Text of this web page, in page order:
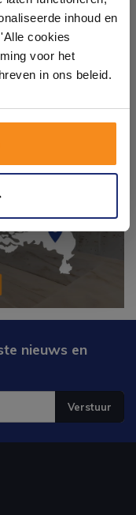
inhoud en
cookies
voor het
in ons beleid.
nieuws en
Verstuur
ingerichte
tot luxe. Onze
en je vindt
Gratis parkeren
verschil!